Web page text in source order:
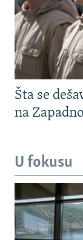
Šta se
na
U fokusu